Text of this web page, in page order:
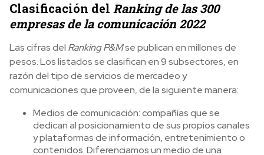
Clasificación del Ranking de las 300
empresas de la comunicación 2022
Las cifras del Ranking P&Mse publican en millones de
pesos. Los listados se clasifican en 9 subsectores, en
razón del tipo de servicios de mercadeo y
comunicaciones que proveen, de la siguiente manera:
Medios de comunicación: compañías que se
dedican al posicionamiento de sus propios canales
y plataformas de información, entretenimiento o
contenidos. Diferenciamos un medio de una